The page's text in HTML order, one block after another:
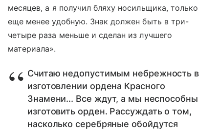
месяцев, а я получил бляху носильщика, только
еще менее удобную. Знак должен быть в три-
четыре раза меньше и сделан из лучшего
материала».
Считаю недопустимым небрежность в
изготовлении ордена Красного
Знамени... Все ждут, а мы неспособны
изготовить орден. Рассуждать о том,
насколько серебряные обойдутся